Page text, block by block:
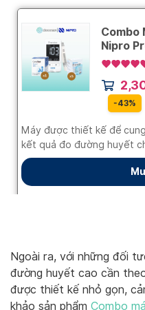
Ngoài ra, với những đối
đường huyết cao cần
được thiết kế nhỏ gọn,
khảo sản phẩm Combo